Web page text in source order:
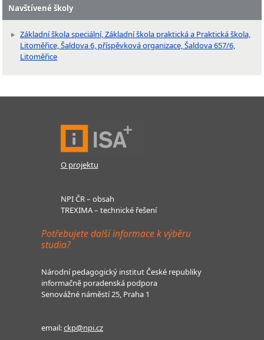
Navštívené školy
Základní škola speciální, Základní škola praktická a Praktická škola,
Litoměřice, Šaldova 6, příspěvková organizace, Šaldova 657/6,
Litoměřice
O projektu
NPI ČR – obsah
TREXIMA – technické řešení
Potřebujete další informace k výběru
studia?
Národní pedagogický institut České republiky
informačně poradenská podpora
Senovážné náměstí 25, Praha 1
email:ckp@npi.cz